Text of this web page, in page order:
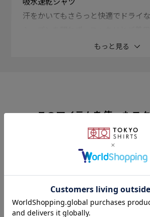
汗をかいてもさらっと快適でドライ
の取り扱いが楽ちんのアイロン要ら
前身頃ダーツなし・後身頃ダーツ入り
もっと見る
このアイテムを使ったス